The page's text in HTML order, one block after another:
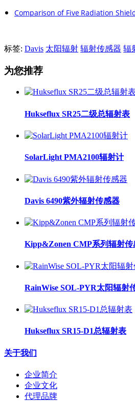
Comparison of Five Radiation
标签: Davis 太阳辐射 辐射传感器 辐
为您推荐
Hukseflux SR25二级总辐射表
SolarLight PMA2100辐射计
Davis 6490紫外辐射传感器
Kipp&Zonen CMP系列辐射传
RainWise SOL-PYR太阳辐射
Hukseflux SR15-D1总辐射表
关于我们
企业简介
企业文化
代理品牌